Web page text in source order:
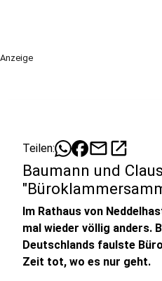
Anzeige
Teilen: mailopen_in_new
Baumann und
Im Rathaus von
mal wieder völlig anders.
Deutschlands faulste
Zeit tot, wo es nur geht.